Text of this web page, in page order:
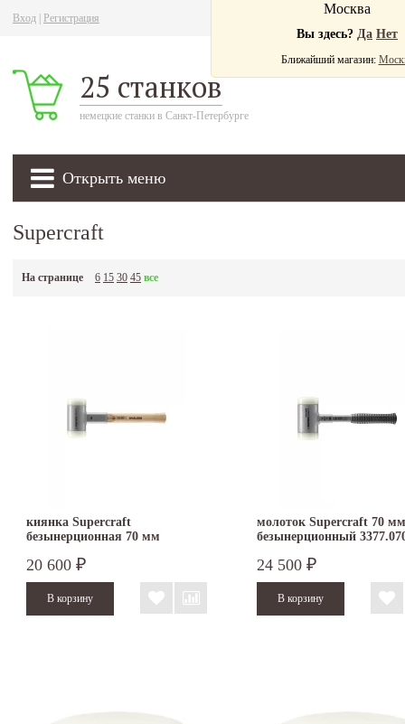
Вход Регистрация
25 станков
немецкие станки в Санкт-Петербурге
Открыть меню
Москва
Вы здесь? Да Нет
Ближайший магазин:
Supercraft
На странице 6 15 30 45 все
киянка Supercraft
безынерционная 70 мм
20 600 ₽
молоток Supercraft 70 мм
безынерционный
24 500 ₽